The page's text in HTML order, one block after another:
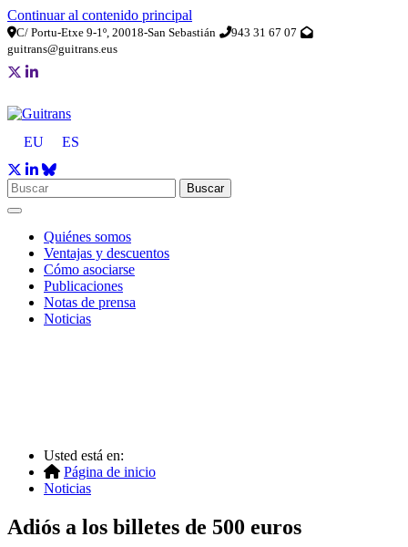
Continuar al contenido principal
C/ Portu-Etxe 9-1º, 20018-San Sebastián
943 31 67 07
guitrans@guitrans.eus
EU ES
Buscar
Quiénes somos
Ventajas y descuentos
Cómo asociarse
Publicaciones
Notas de prensa
Noticias
Usted está en:
Página de inicio
Noticias
Adiós a los billetes de 500 euros